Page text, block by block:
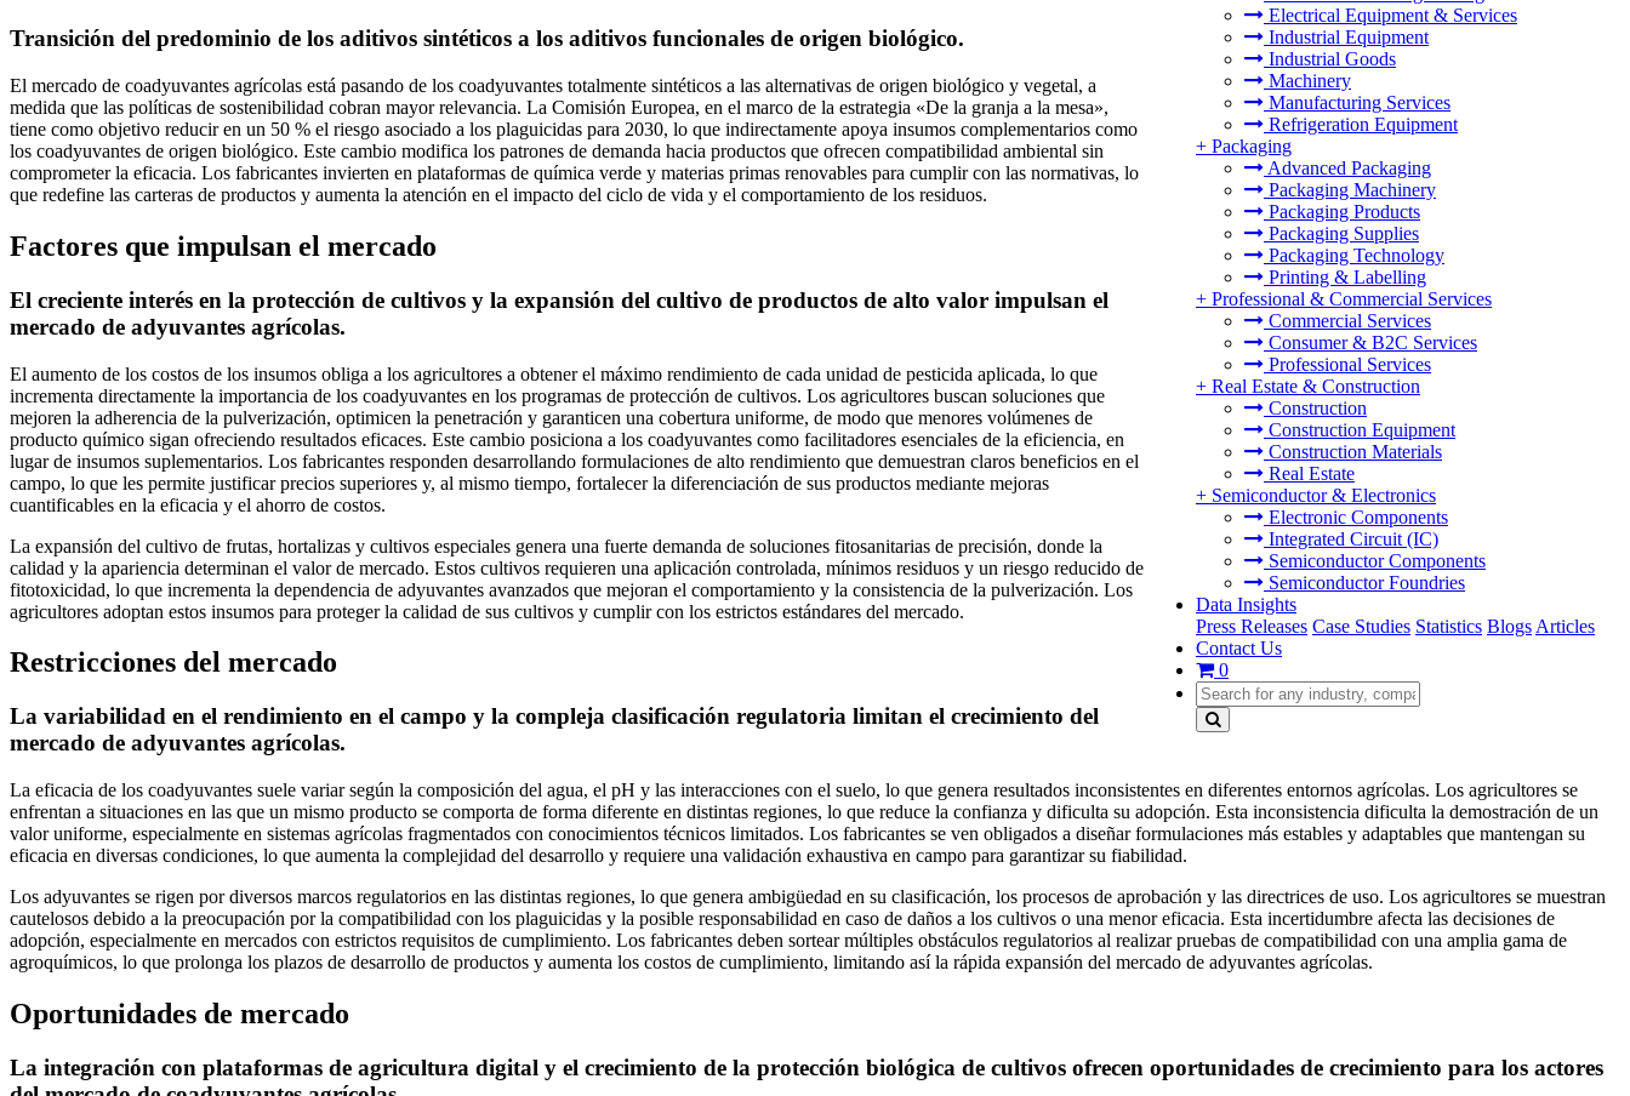
Electrical Equipment & Services
Industrial Equipment
Industrial Goods
Machinery
Manufacturing Services
Refrigeration Equipment
+ Packaging
Advanced Packaging
Packaging Machinery
Packaging Products
Packaging Supplies
Packaging Technology
Printing & Labelling
+ Professional & Commercial Services
Commercial Services
Consumer & B2C Services
Professional Services
+ Real Estate & Construction
Construction
Construction Equipment
Construction Materials
Real Estate
+ Semiconductor & Electronics
Electronic Components
Integrated Circuit (IC)
Semiconductor Components
Semiconductor Foundries
Data Insights
Press Releases Case Studies Statistics Blogs Articles
Contact Us
0
Transición del predominio de los aditivos sintéticos a los aditivos funcionales de origen biológico.
El mercado de coadyuvantes agrícolas está pasando de los coadyuvantes totalmente sintéticos a las alternativas de origen biológico y vegetal, a
medida que las políticas de sostenibilidad cobran mayor relevancia. La Comisión Europea, en el marco de la estrategia «De la granja a la mesa»,
tiene como objetivo reducir en un 50 % el riesgo asociado a los plaguicidas para 2030, lo que indirectamente apoya insumos complementarios como
los coadyuvantes de origen biológico. Este cambio modifica los patrones de demanda hacia productos que ofrecen compatibilidad ambiental sin
comprometer la eficacia. Los fabricantes invierten en plataformas de química verde y materias primas renovables para cumplir con las normativas, lo
que redefine las carteras de productos y aumenta la atención en el impacto del ciclo de vida y el comportamiento de los residuos.
Factores que impulsan el mercado
El creciente interés en la protección de cultivos y la expansión del cultivo de productos de alto valor impulsan el
mercado de adyuvantes agrícolas.
El aumento de los costos de los insumos obliga a los agricultores a obtener el máximo rendimiento de cada unidad de pesticida aplicada, lo que
incrementa directamente la importancia de los coadyuvantes en los programas de protección de cultivos. Los agricultores buscan soluciones que
mejoren la adherencia de la pulverización, optimicen la penetración y garanticen una cobertura uniforme, de modo que menores volúmenes de
producto químico sigan ofreciendo resultados eficaces. Este cambio posiciona a los coadyuvantes como facilitadores esenciales de la eficiencia, en
lugar de insumos suplementarios. Los fabricantes responden desarrollando formulaciones de alto rendimiento que demuestran claros beneficios en el
campo, lo que les permite justificar precios superiores y, al mismo tiempo, fortalecer la diferenciación de sus productos mediante mejoras
cuantificables en la eficacia y el ahorro de costos.
La expansión del cultivo de frutas, hortalizas y cultivos especiales genera una fuerte demanda de soluciones fitosanitarias de precisión, donde la
calidad y la apariencia determinan el valor de mercado. Estos cultivos requieren una aplicación controlada, mínimos residuos y un riesgo reducido de
fitotoxicidad, lo que incrementa la dependencia de adyuvantes avanzados que mejoran el comportamiento y la consistencia de la pulverización. Los
agricultores adoptan estos insumos para proteger la calidad de sus cultivos y cumplir con los estrictos estándares del mercado.
Restricciones del mercado
La variabilidad en el rendimiento en el campo y la compleja clasificación regulatoria limitan el crecimiento del
mercado de adyuvantes agrícolas.
La eficacia de los coadyuvantes suele variar según la composición del agua, el pH y las interacciones con el suelo, lo que genera resultados inconsistentes en diferentes entornos agrícolas. Los agricultores se
enfrentan a situaciones en las que un mismo producto se comporta de forma diferente en distintas regiones, lo que reduce la confianza y dificulta su adopción. Esta inconsistencia dificulta la demostración de un
valor uniforme, especialmente en sistemas agrícolas fragmentados con conocimientos técnicos limitados. Los fabricantes se ven obligados a diseñar formulaciones más estables y adaptables que mantengan su
eficacia en diversas condiciones, lo que aumenta la complejidad del desarrollo y requiere una validación exhaustiva en campo para garantizar su fiabilidad.
Los adyuvantes se rigen por diversos marcos regulatorios en las distintas regiones, lo que genera ambigüedad en su clasificación, los procesos de aprobación y las directrices de uso. Los agricultores se muestran
cautelosos debido a la preocupación por la compatibilidad con los plaguicidas y la posible responsabilidad en caso de daños a los cultivos o una menor eficacia. Esta incertidumbre afecta las decisiones de
adopción, especialmente en mercados con estrictos requisitos de cumplimiento. Los fabricantes deben sortear múltiples obstáculos regulatorios al realizar pruebas de compatibilidad con una amplia gama de
agroquímicos, lo que prolonga los plazos de desarrollo de productos y aumenta los costos de cumplimiento, limitando así la rápida expansión del mercado de adyuvantes agrícolas.
Oportunidades de mercado
La integración con plataformas de agricultura digital y el crecimiento de la protección biológica de cultivos ofrecen oportunidades de crecimiento para los actores